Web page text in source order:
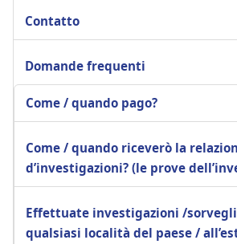
Contatto
Domande frequenti
Come / quando pago?
Come / quando riceverò la
d’investigazioni? (le prove
Effettuate investigazioni /
qualsiasi località del paese /